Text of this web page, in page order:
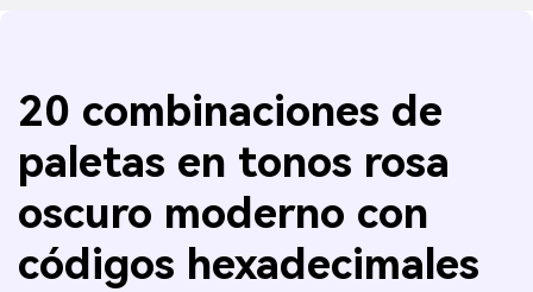
20 combinaciones de
paletas en tonos rosa
oscuro moderno con
códigos hexadecimales